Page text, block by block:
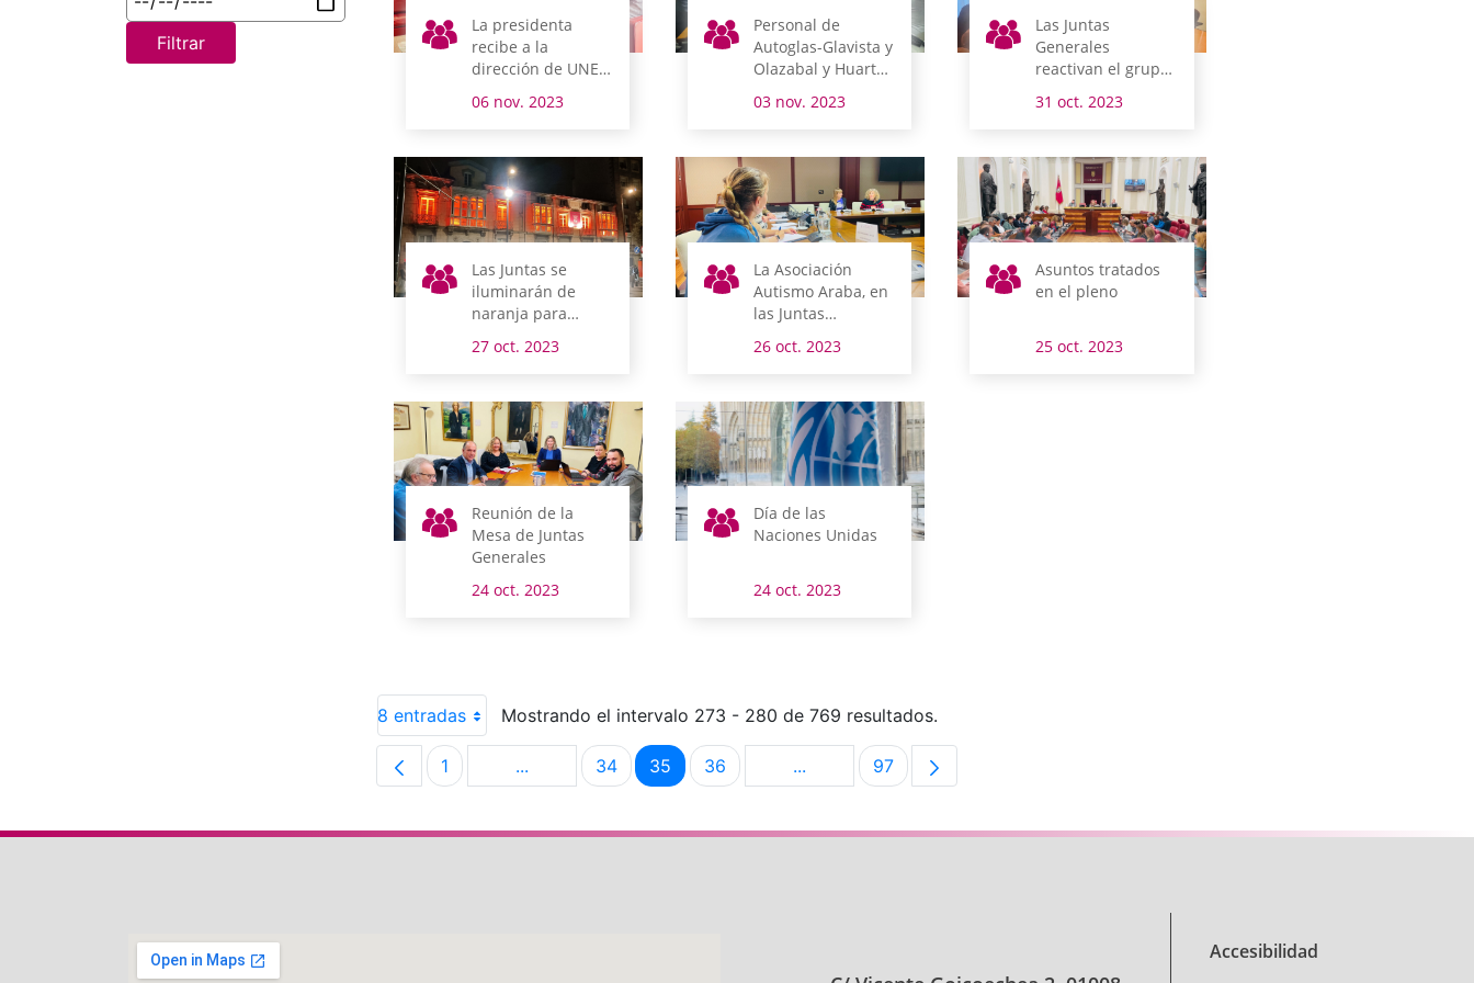
Filtrar
La presidenta
recibe a la
dirección de UNED
06 nov. 2023
Personal de
Autoglas-Glavista y
Olazabal y Huarte
Juntas Generales
03 nov. 2023
Las Juntas
Generales
reactivan el grupo
Igualdad
31 oct. 2023
Las Juntas se
iluminarán de
naranja para
del TDAH y del
27 oct. 2023
La Asociación
Autismo Araba, en
las Juntas
26 oct. 2023
Asuntos tratados
en el pleno
25 oct. 2023
Reunión de la
Mesa de Juntas
Generales
24 oct. 2023
Día de las
Naciones Unidas
24 oct. 2023
8 entradas Mostrando el intervalo 273 - 280 de 769 resultados.
Página
1 ...Páginas intermedias Use TAB para desplazarse.
Página
34 Página
35 Página
36 ...Páginas intermedias Use TAB para desplazarse.
Página
97
Accesibilidad